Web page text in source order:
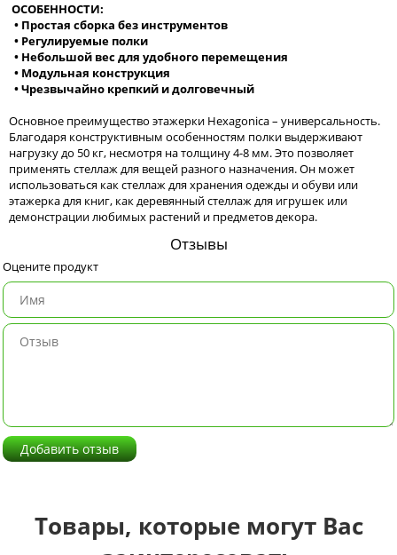
ОСОБЕННОСТИ:
• Простая сборка без инструментов
• Регулируемые полки
• Небольшой вес для удобного перемещения
• Модульная конструкция
• Чрезвычайно крепкий и долговечный
Основное преимущество этажерки Hexagonica – универсальность.
Благодаря конструктивным особенностям полки выдерживают
нагрузку до 50 кг, несмотря на толщину 4-8 мм. Это позволяет
применять стеллаж для вещей разного назначения. Он может
использоваться как стеллаж для хранения одежды и обуви или
этажерка для книг, как деревянный стеллаж для игрушек или
демонстрации любимых растений и предметов декора.
Отзывы
Оцените продукт
Добавить отзыв
Товары, которые могут Вас